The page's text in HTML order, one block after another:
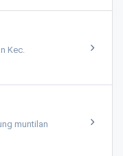
Kec.
muntilan